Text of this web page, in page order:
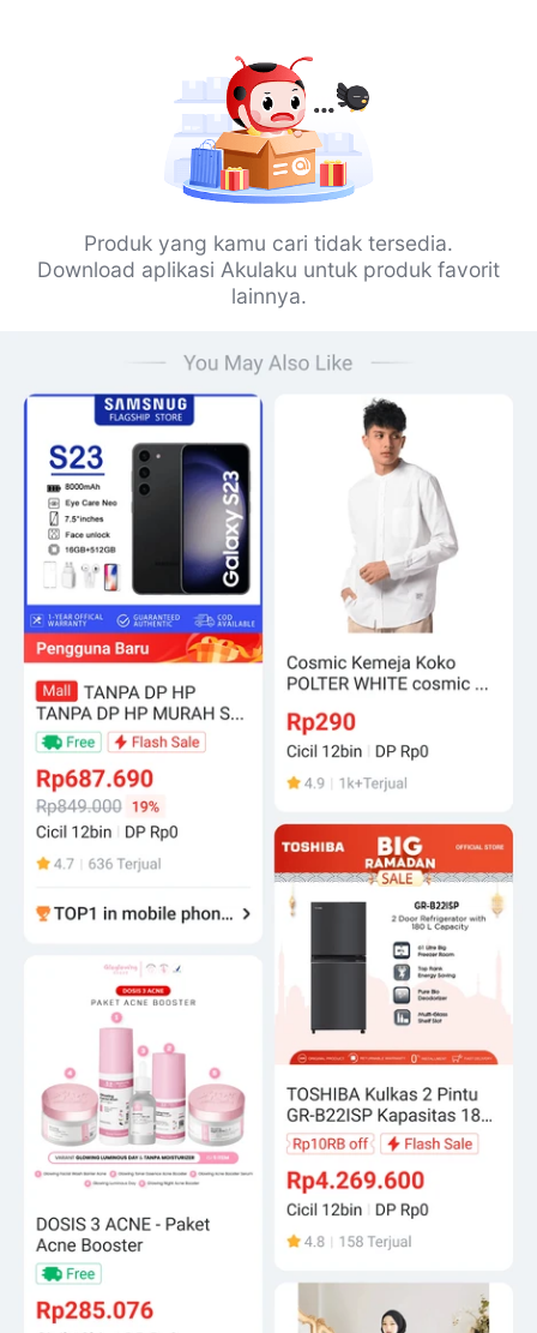
Produk yang kamu cari tidak tersedia.
Download aplikasi Akulaku untuk produk favorit
lainnya.